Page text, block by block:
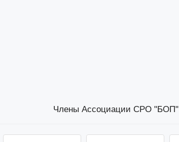
Члены Ассоциации СРО "БОП"